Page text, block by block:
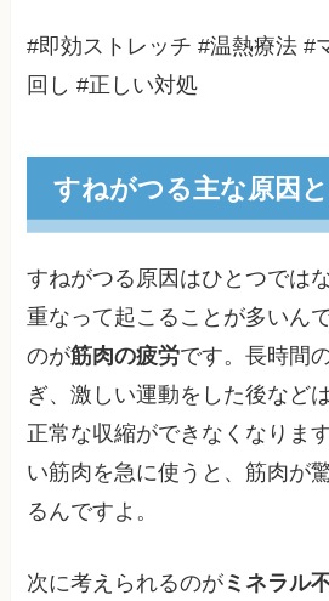
#即効ストレッチ #温熱療法 #
回し #正しい対処
すねがつる主な原因
すねがつる原因はひとつでは
重なって起こることが多いん
のが筋肉の疲労です。長時間
ぎ、激しい運動をした後など
正常な収縮ができなくなりま
い筋肉を急に使うと、筋肉が
るんですよ。
次に考えられるのが ミネラル